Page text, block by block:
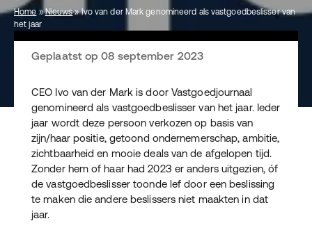
Home »Nieuws»Ivo van der Mark genomineerd als vastgoedbeslisser van
het jaar
Geplaatst op 08 september 2023
CEO Ivo van der Mark is door Vastgoedjournaal
genomineerd als vastgoedbeslisser van het jaar. Ieder
jaar wordt deze persoon verkozen op basis van
zijn/haar positie, getoond ondernemerschap, ambitie,
zichtbaarheid en mooie deals van de afgelopen tijd.
Zonder hem of haar had 2023 er anders uitgezien, óf
de vastgoedbeslisser toonde lef door een beslissing
te maken die andere beslissers niet maakten in dat
jaar.